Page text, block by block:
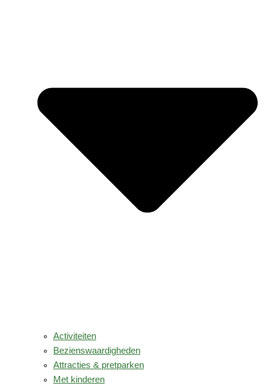
Activiteiten
Bezienswaardigheden
Attracties & pretparken
Met kinderen